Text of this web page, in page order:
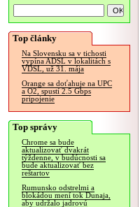
Top články
Na Slovensku sa v tichosti
vypína ADSL v lokalitách s
VDSL, už 31. mája
Orange sa doťahuje na UPC
a O2, spustí 2.5 Gbps
pripojenie
Top správy
Chrome sa bude
aktualizovať dvakrát
týždenne, v budúcnosti sa
bude aktualizovať bez
reštartov
Rumunsko odstrelmi a
blokádou mení tok Dunaja,
aby udržalo jadrovú